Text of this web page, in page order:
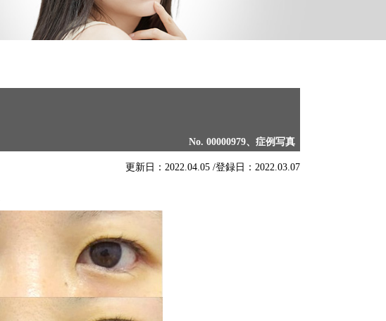
No. 00000979、症例写真
更新日：2022.04.05 /登録日：2022.03.07